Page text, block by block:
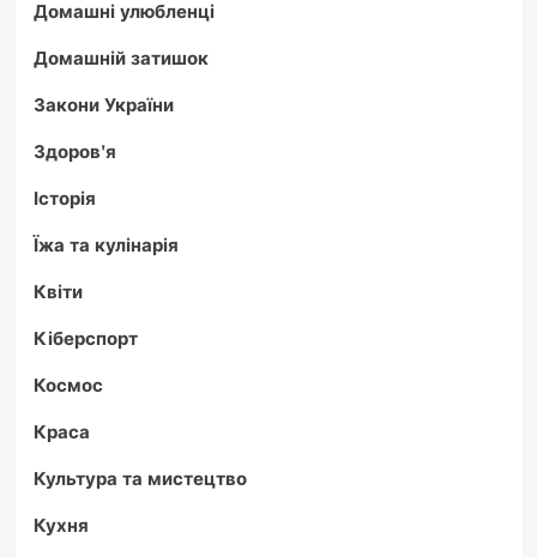
Домашні улюбленці
Домашній затишок
Закони України
Здоров'я
Історія
Їжа та кулінарія
Квіти
Кіберспорт
Космос
Краса
Культура та мистецтво
Кухня